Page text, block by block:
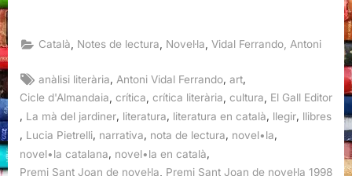
Català Notes de lectura Novel·la ,Vidal Ferrando, Antoni
Tags:
anàlisi literària Antoni Vidal Ferrando ,art
Cicle d'Almandaia crítica crítica literària cultura
El Gall Editor
, La mà del jardiner, literatura, literatura en català, llegir, llibres
Lucia Pietrelli narrativa nota de lectura novel•la
novel•la catalana
novel•la en català
Premi Sant Joan de novel·la
Premi Sant Joan de novel·la 1998